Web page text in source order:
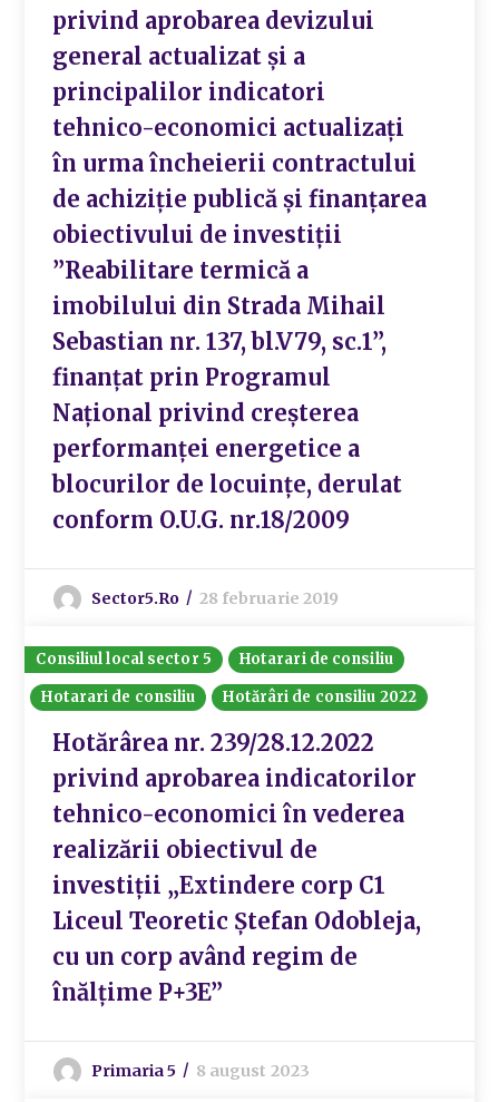
privind aprobarea devizului
general actualizat și a
principalilor indicatori
tehnico-economici actualizați
în urma încheierii contractului
de achiziție publică și finanțarea
obiectivului de investiții
”Reabilitare termică a
imobilului din Strada Mihail
Sebastian nr. 137, bl.V79, sc.1”,
finanțat prin Programul
Național privind creșterea
performanței energetice a
blocurilor de locuințe, derulat
conform O.U.G. nr.18/2009
Sector5.ro 28 februarie 2019
Consiliul local sector 5
Hotarari de consiliu
Hotarari de consiliu
Hotărâri de consiliu 2022
Hotărârea nr. 239/28.12.2022
privind aprobarea indicatorilor
tehnico-economici în vederea
realizării obiectivul de
investiții „Extindere corp C1
Liceul Teoretic Ștefan Odobleja,
cu un corp având regim de
înălțime P+3E”
Primaria 5 8 august 2023